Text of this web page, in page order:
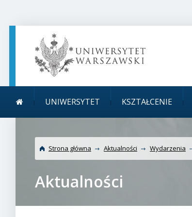
główne
UNIWERSYTET KSZTAŁCENIE
Uniwersytet
Łukasiewicza
Strona główna Aktualności Wydarzenia
Aktualności